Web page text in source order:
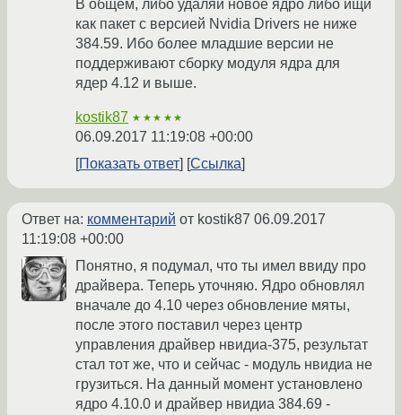
В общем, либо удаляй новое ядро либо ищи
как пакет с версией Nvidia Drivers не ниже
384.59. Ибо более младшие версии не
поддерживают сборку модуля ядра для
ядер 4.12 и выше.
kostik87 ★★★★★
06.09.2017 11:19:08 +00:00
Показать ответ
Ссылка
Ответ на: комментарий от kostik87 06.09.2017
11:19:08 +00:00
Понятно, я подумал, что ты имел ввиду про
драйвера. Теперь уточняю. Ядро обновлял
вначале до 4.10 через обновление мяты,
после этого поставил через центр
управления драйвер нвидиа-375, результат
стал тот же, что и сейчас - модуль нвидиа не
грузиться. На данный момент установлено
ядро 4.10.0 и драйвер нвидиа 384.69 -